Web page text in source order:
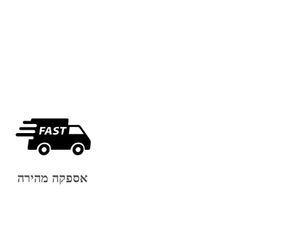
אספקה מהירה